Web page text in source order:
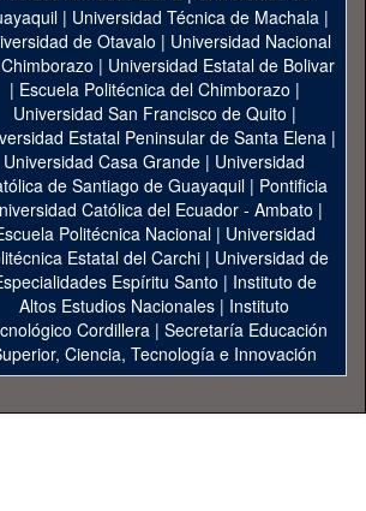
| Universidad Técnica de Machala|
de Otavalo | Universidad Nacional
| Universidad Estatal de Bolivar
| Escuela Politécnica del Chimborazo |
Universidad San Francisco de Quito |
Estatal Peninsular de Santa Elena|
Universidad Casa Grande | Universidad
de Santiago de Guayaquil| Pontificia
Católica del Ecuador - Ambato |
Politécnica Nacional| Universidad
Estatal del Carchi| Universidad de
Espíritu Santo | Instituto de
Altos Estudios Nacionales | Instituto
Cordillera | Secretaría Educación
Ciencia, Tecnología e Innovación